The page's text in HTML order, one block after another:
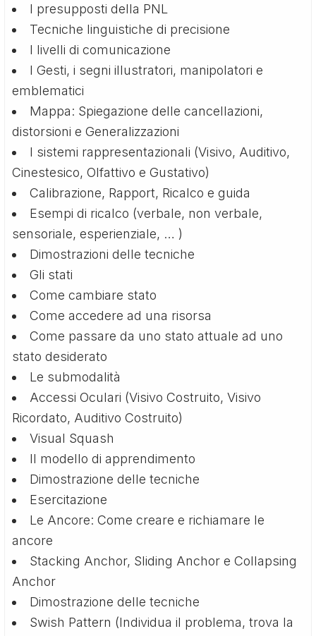
I presupposti della PNL
Tecniche linguistiche di precisione
I livelli di comunicazione
I Gesti, i segni illustratori, manipolatori e
emblematici
Mappa: Spiegazione delle cancellazioni,
distorsioni e Generalizzazioni
I sistemi rappresentazionali (Visivo, Auditivo,
Cinestesico, Olfattivo e Gustativo)
Calibrazione, Rapport, Ricalco e guida
Esempi di ricalco (verbale, non verbale,
sensoriale, esperienziale, … )
Dimostrazioni delle tecniche
Gli stati
Come cambiare stato
Come accedere ad una risorsa
Come passare da uno stato attuale ad uno
stato desiderato
Le submodalità
Accessi Oculari (Visivo Costruito, Visivo
Ricordato, Auditivo Costruito)
Visual Squash
Il modello di apprendimento
Dimostrazione delle tecniche
Esercitazione
Le Ancore: Come creare e richiamare le
ancore
Stacking Anchor, Sliding Anchor e Collapsing
Anchor
Dimostrazione delle tecniche
Swish Pattern (Individua il problema, trova la